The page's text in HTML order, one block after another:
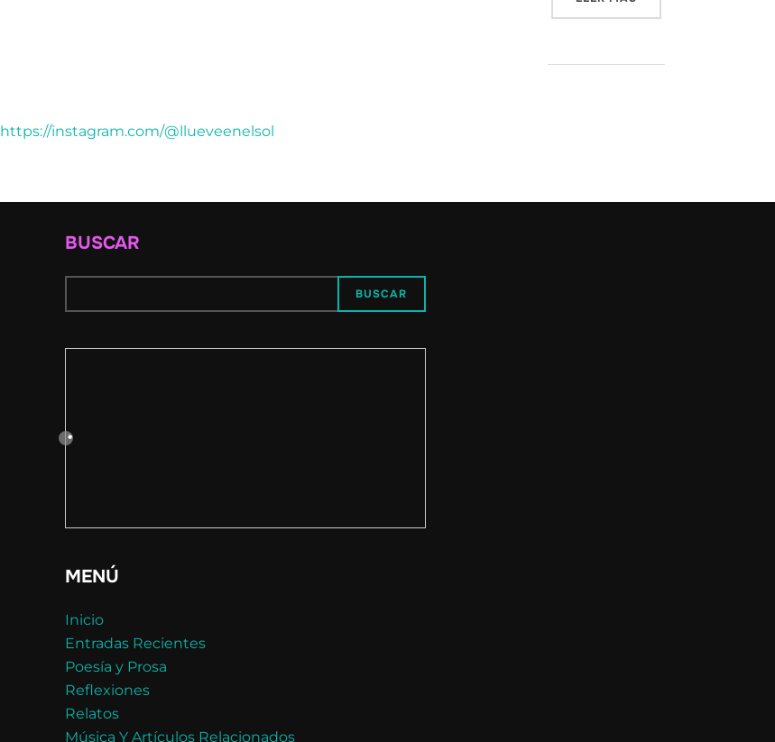
https://instagram.com/@llueveenelsol
BUSCAR
BUSCAR
MENÚ
Inicio
Entradas Recientes
Poesía y Prosa
Reflexiones
Relatos
Música Y Artículos Relacionados